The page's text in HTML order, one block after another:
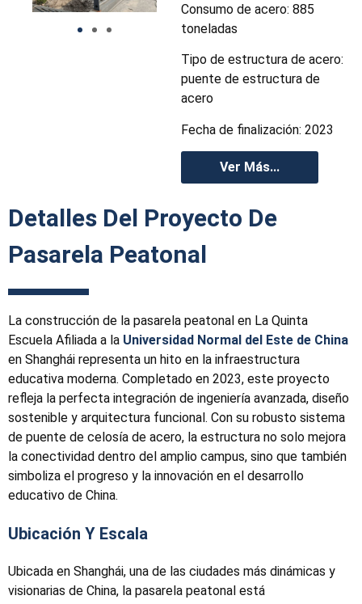
Consumo de acero: 885
toneladas
Tipo de estructura de acero:
puente de estructura de
acero
Fecha de finalización: 2023
Ver Más...
Detalles Del Proyecto De
Pasarela Peatonal
La construcción de la pasarela peatonal en La Quinta
Escuela Afiliada a la Universidad Normal del Este de China
en Shanghái representa un hito en la infraestructura
educativa moderna. Completado en 2023, este proyecto
refleja la perfecta integración de ingeniería avanzada, diseño
sostenible y arquitectura funcional. Con su robusto sistema
de puente de celosía de acero, la estructura no solo mejora
la conectividad dentro del amplio campus, sino que también
simboliza el progreso y la innovación en el desarrollo
educativo de China.
Ubicación Y Escala
Ubicada en Shanghái, una de las ciudades más dinámicas y
visionarias de China, la pasarela peatonal está